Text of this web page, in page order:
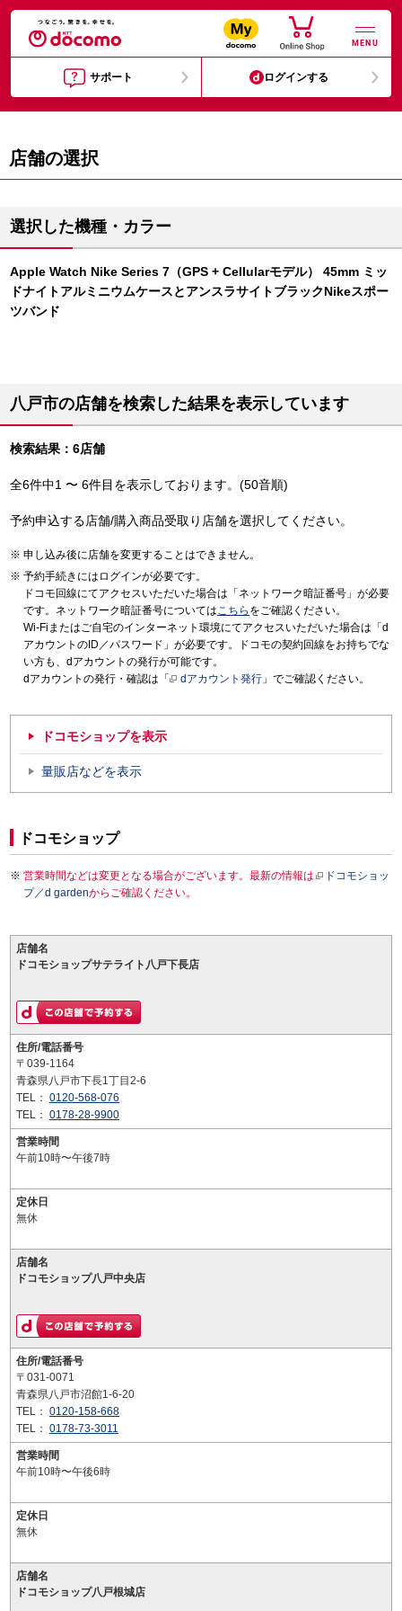
MENU
サポート ログインする
店舗の選択
選択した機種・カラー
Apple Watch Nike Series 7（GPS + Cellularモデル） 45mm ミッ
ドナイトアルミニウムケースとアンスラサイトブラックNikeスポー
ツバンド
八戸市の店舗を検索した結果を表示しています
検索結果：6店舗
全6件中1 〜 6件目を表示しております。(50音順)
予約申込する店舗/購入商品受取り店舗を選択してください。
申し込み後に店舗を変更することはできません。
予約手続きにはログインが必要です。
ドコモ回線にてアクセスいただいた場合は「ネットワーク暗証番号」が必要
です。ネットワーク暗証番号についてはこちら をご確認ください。
Wi-Fiまたはご自宅のインターネット環境にてアクセスいただいた場合は「d
アカウントのID／パスワード」が必要です。ドコモの契約回線をお持ちでな
い方も、dアカウントの発行が可能です。
dアカウントの発行・確認は「
dアカウント発行 」でご確認ください。
ドコモショップを表示
量販店などを表示
ドコモショップ
営業時間などは変更となる場合がございます。最新の情報は
ドコモショッ
プ／d gardenからご確認ください。
店舗名
ドコモショップサテライト八戸下長店
住所/電話番号
〒039-1164
青森県八戸市下長1丁目2-6
TEL： 0120-568-076
TEL： 0178-28-9900
営業時間
午前10時〜午後7時
定休日
無休
店舗名
ドコモショップ八戸中央店
住所/電話番号
〒031-0071
青森県八戸市沼館1-6-20
TEL： 0120-158-668
TEL： 0178-73-3011
営業時間
午前10時〜午後6時
定休日
無休
店舗名
ドコモショップ八戸根城店